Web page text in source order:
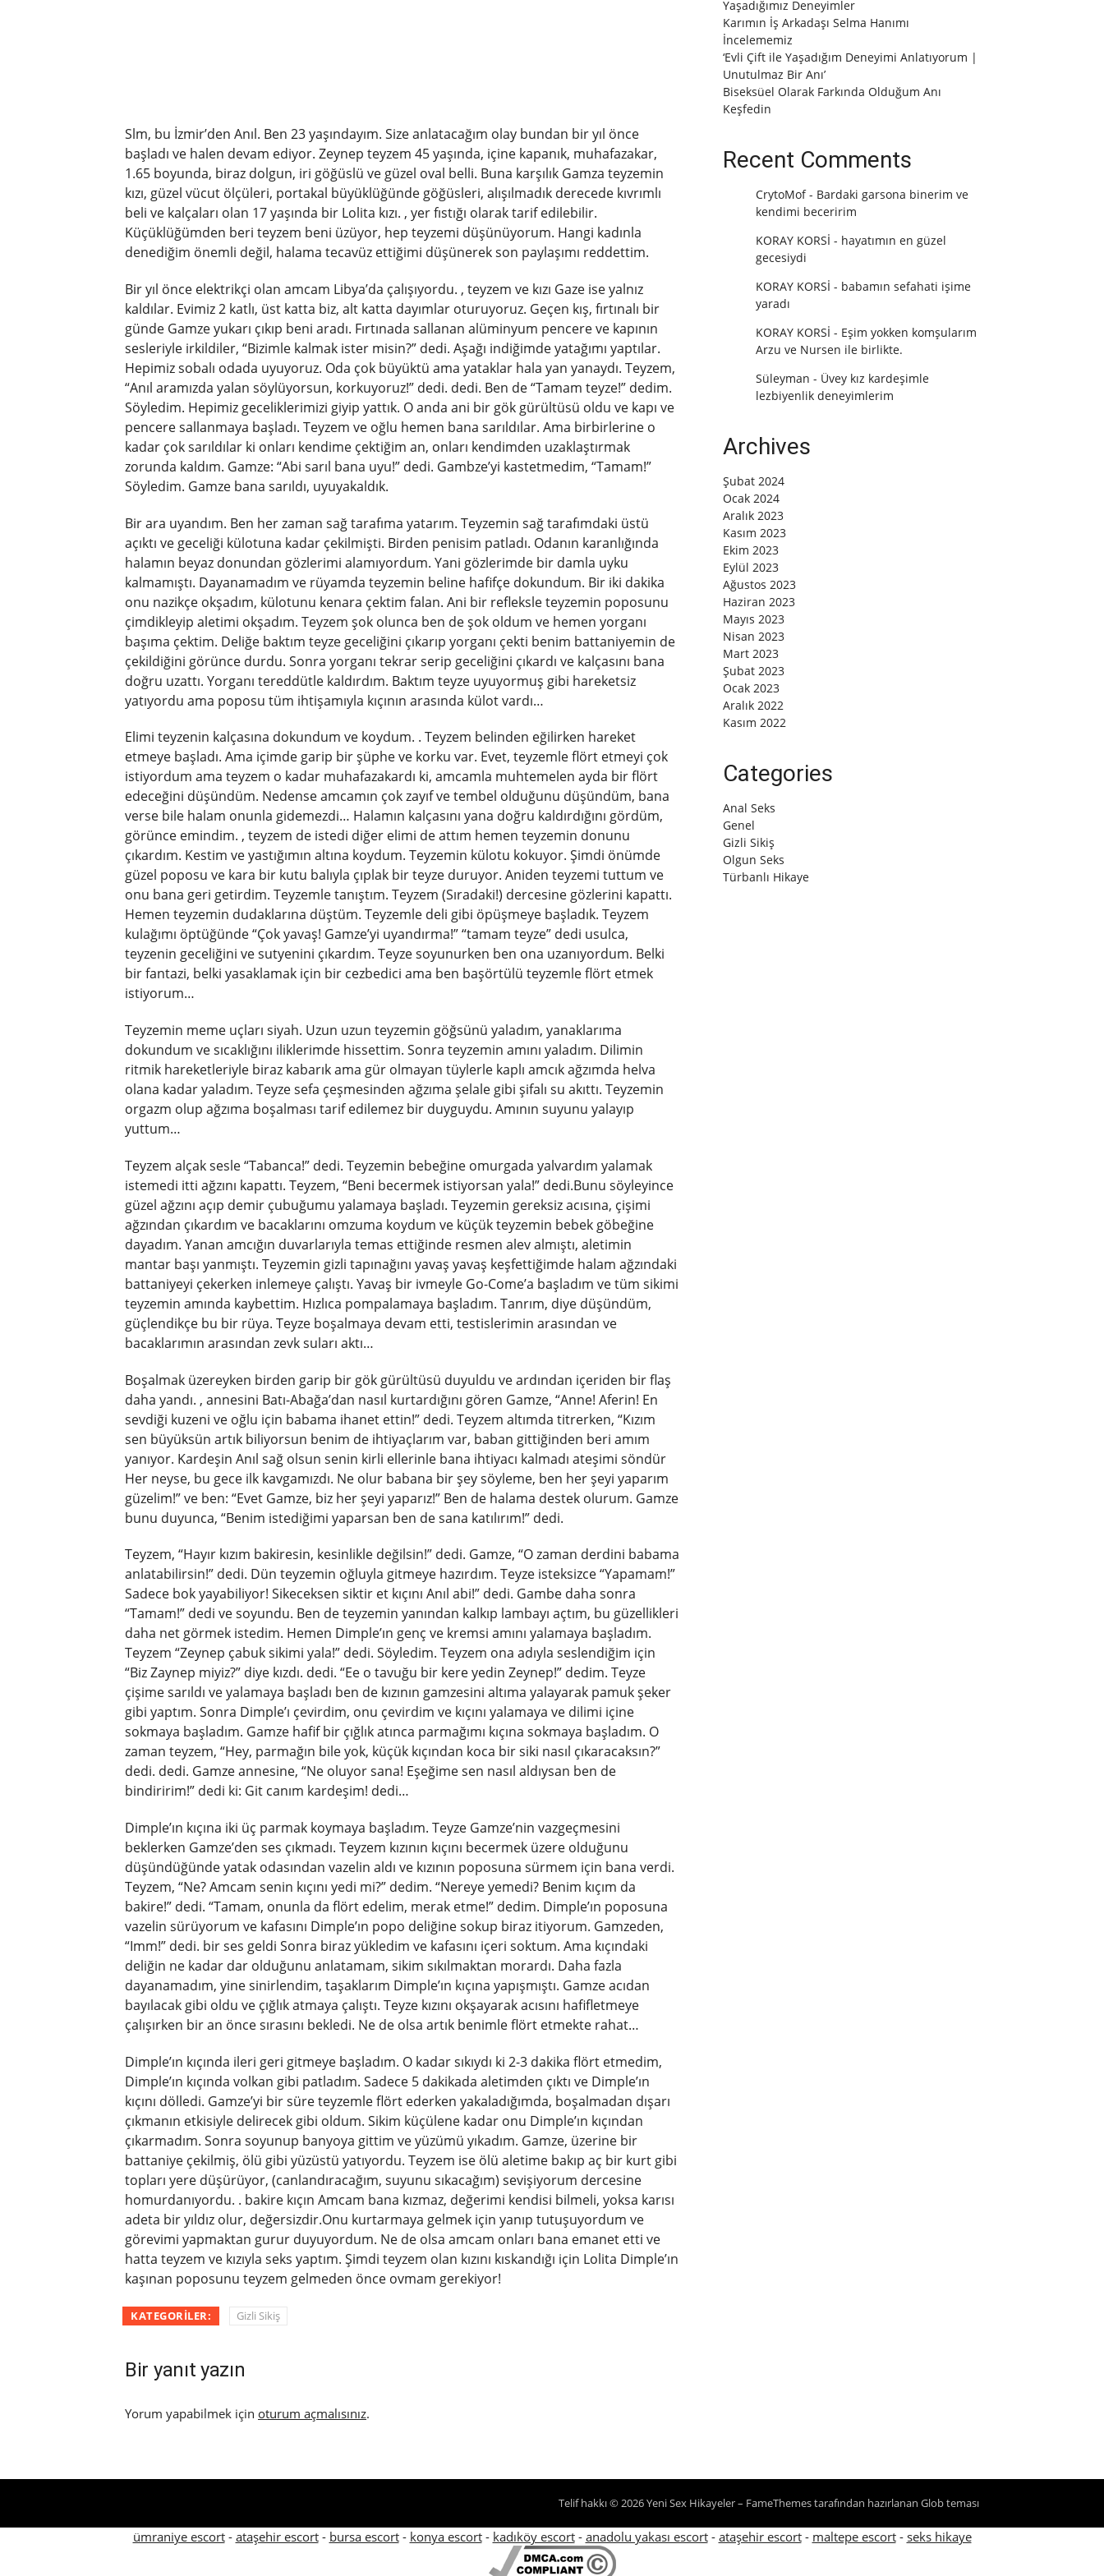
Slm, bu İzmir’den Anıl. Ben 23 yaşındayım. Size anlatacağım olay bundan bir yıl önce
başladı ve halen devam ediyor. Zeynep teyzem 45 yaşında, içine kapanık, muhafazakar,
1.65 boyunda, biraz dolgun, iri göğüslü ve güzel oval belli. Buna karşılık Gamza teyzemin
kızı, güzel vücut ölçüleri, portakal büyüklüğünde göğüsleri, alışılmadık derecede kıvrımlı
beli ve kalçaları olan 17 yaşında bir Lolita kızı. , yer fıstığı olarak tarif edilebilir.
Küçüklüğümden beri teyzem beni üzüyor, hep teyzemi düşünüyorum. Hangi kadınla
denediğim önemli değil, halama tecavüz ettiğimi düşünerek son paylaşımı reddettim.
Bir yıl önce elektrikçi olan amcam Libya’da çalışıyordu. , teyzem ve kızı Gaze ise yalnız
kaldılar. Evimiz 2 katlı, üst katta biz, alt katta dayımlar oturuyoruz. Geçen kış, fırtınalı bir
günde Gamze yukarı çıkıp beni aradı. Fırtınada sallanan alüminyum pencere ve kapının
sesleriyle irkildiler, “Bizimle kalmak ister misin?” dedi. Aşağı indiğimde yatağımı yaptılar.
Hepimiz sobalı odada uyuyoruz. Oda çok büyüktü ama yataklar hala yan yanaydı. Teyzem,
“Anıl aramızda yalan söylüyorsun, korkuyoruz!” dedi. dedi. Ben de “Tamam teyze!” dedim.
Söyledim. Hepimiz geceliklerimizi giyip yattık. O anda ani bir gök gürültüsü oldu ve kapı ve
pencere sallanmaya başladı. Teyzem ve oğlu hemen bana sarıldılar. Ama birbirlerine o
kadar çok sarıldılar ki onları kendime çektiğim an, onları kendimden uzaklaştırmak
zorunda kaldım. Gamze: “Abi sarıl bana uyu!” dedi. Gambze’yi kastetmedim, “Tamam!”
Söyledim. Gamze bana sarıldı, uyuyakaldık.
Bir ara uyandım. Ben her zaman sağ tarafıma yatarım. Teyzemin sağ tarafımdaki üstü
açıktı ve geceliği külotuna kadar çekilmişti. Birden penisim patladı. Odanın karanlığında
halamın beyaz donundan gözlerimi alamıyordum. Yani gözlerimde bir damla uyku
kalmamıştı. Dayanamadım ve rüyamda teyzemin beline hafifçe dokundum. Bir iki dakika
onu nazikçe okşadım, külotunu kenara çektim falan. Ani bir refleksle teyzemin poposunu
çimdikleyip aletimi okşadım. Teyzem şok olunca ben de şok oldum ve hemen yorganı
başıma çektim. Deliğe baktım teyze geceliğini çıkarıp yorganı çekti benim battaniyemin de
çekildiğini görünce durdu. Sonra yorganı tekrar serip geceliğini çıkardı ve kalçasını bana
doğru uzattı. Yorganı tereddütle kaldırdım. Baktım teyze uyuyormuş gibi hareketsiz
yatıyordu ama poposu tüm ihtişamıyla kıçının arasında külot vardı…
Elimi teyzenin kalçasına dokundum ve koydum. . Teyzem belinden eğilirken hareket
etmeye başladı. Ama içimde garip bir şüphe ve korku var. Evet, teyzemle flört etmeyi çok
istiyordum ama teyzem o kadar muhafazakardı ki, amcamla muhtemelen ayda bir flört
edeceğini düşündüm. Nedense amcamın çok zayıf ve tembel olduğunu düşündüm, bana
verse bile halam onunla gidemezdi… Halamın kalçasını yana doğru kaldırdığını gördüm,
görünce emindim. , teyzem de istedi diğer elimi de attım hemen teyzemin donunu
çıkardım. Kestim ve yastığımın altına koydum. Teyzemin külotu kokuyor. Şimdi önümde
güzel poposu ve kara bir kutu balıyla çıplak bir teyze duruyor. Aniden teyzemi tuttum ve
onu bana geri getirdim. Teyzemle tanıştım. Teyzem (Sıradaki!) dercesine gözlerini kapattı.
Hemen teyzemin dudaklarına düştüm. Teyzemle deli gibi öpüşmeye başladık. Teyzem
kulağımı öptüğünde “Çok yavaş! Gamze’yi uyandırma!” “tamam teyze” dedi usulca,
teyzenin geceliğini ve sutyenini çıkardım. Teyze soyunurken ben ona uzanıyordum. Belki
bir fantazi, belki yasaklamak için bir cezbedici ama ben başörtülü teyzemle flört etmek
istiyorum…
Teyzemin meme uçları siyah. Uzun uzun teyzemin göğsünü yaladım, yanaklarıma
dokundum ve sıcaklığını iliklerimde hissettim. Sonra teyzemin amını yaladım. Dilimin
ritmik hareketleriyle biraz kabarık ama gür olmayan tüylerle kaplı amcık ağzımda helva
olana kadar yaladım. Teyze sefa çeşmesinden ağzıma şelale gibi şifalı su akıttı. Teyzemin
orgazm olup ağzıma boşalması tarif edilemez bir duyguydu. Amının suyunu yalayıp
yuttum…
Teyzem alçak sesle “Tabanca!” dedi. Teyzemin bebeğine omurgada yalvardım yalamak
istemedi itti ağzını kapattı. Teyzem, “Beni becermek istiyorsan yala!” dedi.Bunu söyleyince
güzel ağzını açıp demir çubuğumu yalamaya başladı. Teyzemin gereksiz acısına, çişimi
ağzından çıkardım ve bacaklarını omzuma koydum ve küçük teyzemin bebek göbeğine
dayadım. Yanan amcığın duvarlarıyla temas ettiğinde resmen alev almıştı, aletimin
mantar başı yanmıştı. Teyzemin gizli tapınağını yavaş yavaş keşfettiğimde halam ağzındaki
battaniyeyi çekerken inlemeye çalıştı. Yavaş bir ivmeyle Go-Come’a ​​başladım ve tüm sikimi
teyzemin amında kaybettim. Hızlıca pompalamaya başladım. Tanrım, diye düşündüm,
güçlendikçe bu bir rüya. Teyze boşalmaya devam etti, testislerimin arasından ve
bacaklarımın arasından zevk suları aktı…
Boşalmak üzereyken birden garip bir gök gürültüsü duyuldu ve ardından içeriden bir flaş
daha yandı. , annesini Batı-Abağa’dan nasıl kurtardığını gören Gamze, “Anne! Aferin! En
sevdiği kuzeni ve oğlu için babama ihanet ettin!” dedi. Teyzem altımda titrerken, “Kızım
sen büyüksün artık biliyorsun benim de ihtiyaçlarım var, baban gittiğinden beri amım
yanıyor. Kardeşin Anıl sağ olsun senin kirli ellerinle bana ihtiyacı kalmadı ateşimi söndür
Her neyse, bu gece ilk kavgamızdı. Ne olur babana bir şey söyleme, ben her şeyi yaparım
güzelim!” ve ben: “Evet Gamze, biz her şeyi yaparız!” Ben de halama destek olurum. Gamze
bunu duyunca, “Benim istediğimi yaparsan ben de sana katılırım!” dedi.
Teyzem, “Hayır kızım bakiresin, kesinlikle değilsin!” dedi. Gamze, “O zaman derdini babama
anlatabilirsin!” dedi. Dün teyzemin oğluyla gitmeye hazırdım. Teyze isteksizce “Yapamam!”
Sadece bok yayabiliyor! Sikeceksen siktir et kıçını Anıl abi!” dedi. Gambe daha sonra
“Tamam!” dedi ve soyundu. Ben de teyzemin yanından kalkıp lambayı açtım, bu güzellikleri
daha net görmek istedim. Hemen Dimple’ın genç ve kremsi amını yalamaya başladım.
Teyzem “Zeynep çabuk sikimi yala!” dedi. Söyledim. Teyzem ona adıyla seslendiğim için
“Biz Zaynep miyiz?” diye kızdı. dedi. “Ee o tavuğu bir kere yedin Zeynep!” dedim. Teyze
çişime sarıldı ve yalamaya başladı ben de kızının gamzesini altıma yalayarak pamuk şeker
gibi yaptım. Sonra Dimple’ı çevirdim, onu çevirdim ve kıçını yalamaya ve dilimi içine
sokmaya başladım. Gamze hafif bir çığlık atınca parmağımı kıçına sokmaya başladım. O
zaman teyzem, “Hey, parmağın bile yok, küçük kıçından koca bir siki nasıl çıkaracaksın?”
dedi. dedi. Gamze annesine, “Ne oluyor sana! Eşeğime sen nasıl aldıysan ben de
bindiririm!” dedi ki: Git canım kardeşim! dedi…
Dimple’ın kıçına iki üç parmak koymaya başladım. Teyze Gamze’nin vazgeçmesini
beklerken Gamze’den ses çıkmadı. Teyzem kızının kıçını becermek üzere olduğunu
düşündüğünde yatak odasından vazelin aldı ve kızının poposuna sürmem için bana verdi.
Teyzem, “Ne? Amcam senin kıçını yedi mi?” dedim. “Nereye yemedi? Benim kıçım da
bakire!” dedi. “Tamam, onunla da flört edelim, merak etme!” dedim. Dimple’ın poposuna
vazelin sürüyorum ve kafasını Dimple’ın popo deliğine sokup biraz itiyorum. Gamzeden,
“Imm!” dedi. bir ses geldi Sonra biraz yükledim ve kafasını içeri soktum. Ama kıçındaki
deliğin ne kadar dar olduğunu anlatamam, sikim sıkılmaktan morardı. Daha fazla
dayanamadım, yine sinirlendim, taşaklarım Dimple’ın kıçına yapışmıştı. Gamze acıdan
bayılacak gibi oldu ve çığlık atmaya çalıştı. Teyze kızını okşayarak acısını hafifletmeye
çalışırken bir an önce sırasını bekledi. Ne de olsa artık benimle flört etmekte rahat…
Dimple’ın kıçında ileri geri gitmeye başladım. O kadar sıkıydı ki 2-3 dakika flört etmedim,
Dimple’ın kıçında volkan gibi patladım. Sadece 5 dakikada aletimden çıktı ve Dimple’ın
kıçını dölledi. Gamze’yi bir süre teyzemle flört ederken yakaladığımda, boşalmadan dışarı
çıkmanın etkisiyle delirecek gibi oldum. Sikim küçülene kadar onu Dimple’ın kıçından
çıkarmadım. Sonra soyunup banyoya gittim ve yüzümü yıkadım. Gamze, üzerine bir
battaniye çekilmiş, ölü gibi yüzüstü yatıyordu. Teyzem ise ölü aletime bakıp aç bir kurt gibi
topları yere düşürüyor, (canlandıracağım, suyunu sıkacağım) sevişiyorum dercesine
homurdanıyordu. . bakire kıçın Amcam bana kızmaz, değerimi kendisi bilmeli, yoksa karısı
adeta bir yıldız olur, değersizdir.Onu kurtarmaya gelmek için yanıp tutuşuyordum ve
görevimi yapmaktan gurur duyuyordum. Ne de olsa amcam onları bana emanet etti ve
hatta teyzem ve kızıyla seks yaptım. Şimdi teyzem olan kızını kıskandığı için Lolita Dimple’ın
kaşınan poposunu teyzem gelmeden önce ovmam gerekiyor!
KATEGORILER: Gizli Sikiş
Bir yanıt yazın
Yorum yapabilmek için oturum açmalısınız.
Yaşadığımız Deneyimler
Karımın İş Arkadaşı Selma Hanımı
İncelememiz
‘Evli Çift ile Yaşadığım Deneyimi Anlatıyorum |
Unutulmaz Bir Anı’
Biseksüel Olarak Farkında Olduğum Anı
Keşfedin
Recent Comments
CrytoMof- Bardaki garsona binerim ve
kendimi beceririm
KORAY KORSİ - hayatımın en güzel
gecesiydi
KORAY KORSİ - babamın sefahati işime
yaradı
KORAY KORSİ - Eşim yokken komşularım
Arzu ve Nursen ile birlikte.
Süleyman - Üvey kız kardeşimle
lezbiyenlik deneyimlerim
Archives
Şubat 2024
Ocak 2024
Aralık 2023
Kasım 2023
Ekim 2023
Eylül 2023
Ağustos 2023
Haziran 2023
Mayıs 2023
Nisan 2023
Mart 2023
Şubat 2023
Ocak 2023
Aralık 2022
Kasım 2022
Categories
Anal Seks
Genel
Gizli Sikiş
Olgun Seks
Türbanlı Hikaye
Telif hakkı © 2026 Yeni Sex Hikayeler– FameThemestarafından hazırlanan Glob teması
ümraniye escort- ataşehir escort- bursa escort- konya escort- kadıköy escort- anadolu yakası escort- ataşehir escort- maltepe escort- seks hikaye